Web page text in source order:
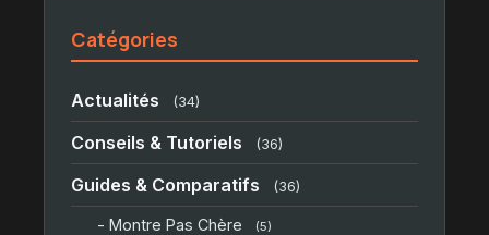
Catégories
Actualités (34)
Conseils & Tutoriels (36)
Guides & Comparatifs (36)
- Montre Pas Chère (5)